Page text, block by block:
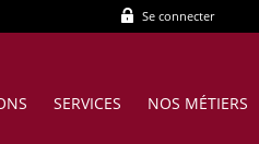
Se connecter
SERVICES NOS MÉTIERS